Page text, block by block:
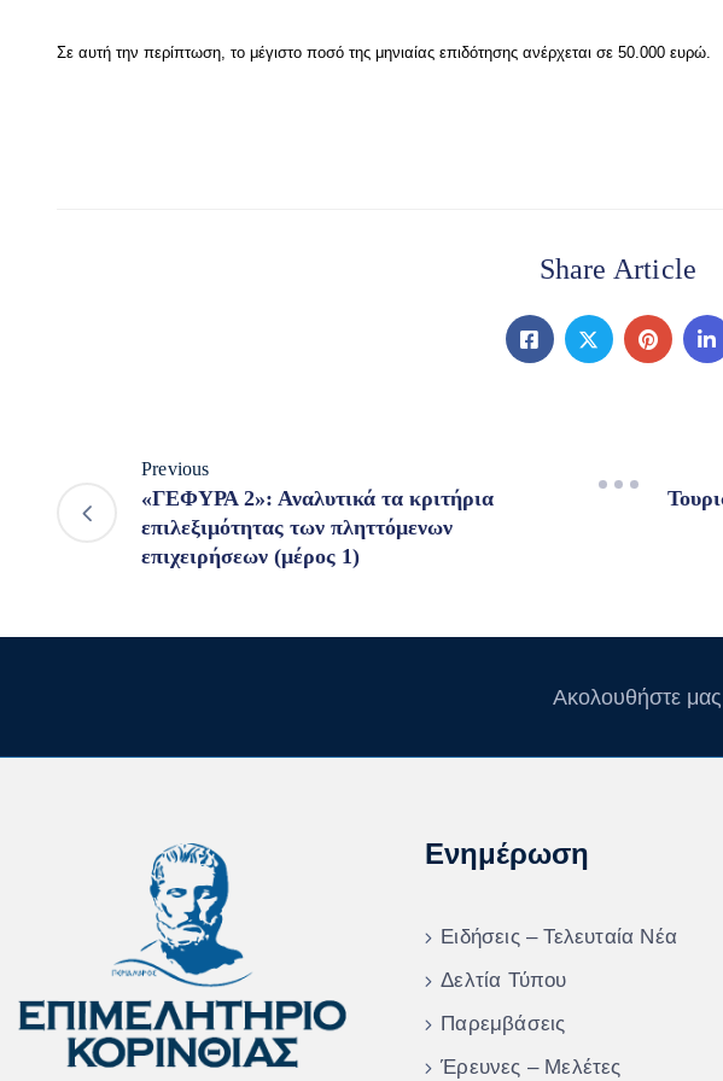
Σε αυτή την περίπτωση, το μέγιστο ποσό της μηνιαίας επιδότησης ανέρχεται σε 50.000 ευρώ.
Share Article
Previous
«ΓΕΦΥΡΑ 2»: Αναλυτικά τα κριτήρια
επιλεξιμότητας των πληττόμενων
επιχειρήσεων (μέρος 1)
Ακολουθήστε μας
Ενημέρωση
Ειδήσεις – Τελευταία Νέα
Δελτία Τύπου
Παρεμβάσεις
Έρευνες – Μελέτες